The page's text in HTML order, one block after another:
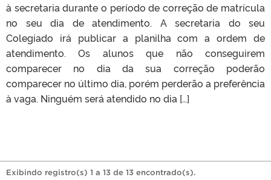
à secretaria durante o período de correção de matrícula
no seu dia de atendimento. A secretaria do seu
Colegiado irá publicar a planilha com a ordem de
atendimento. Os alunos que não conseguirem
comparecer no dia da sua correção poderão
comparecer no último dia, porém perderão a preferência
à vaga. Ninguém será atendido no dia […]
Exibindo registro(s) 1 a 13 de 13 encontrado(s).